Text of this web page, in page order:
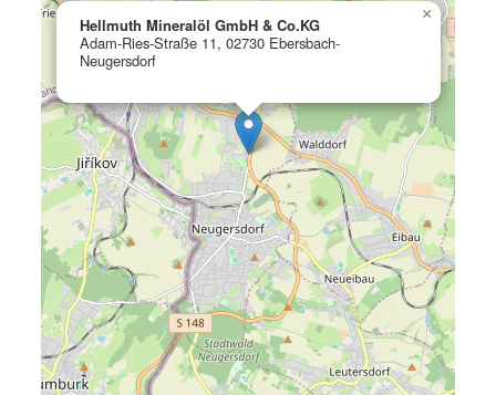
Hellmuth Mineralöl GmbH & Co.KG
Adam-Ries-Straße 11, 02730 Ebersbach-
Neugersdorf
×